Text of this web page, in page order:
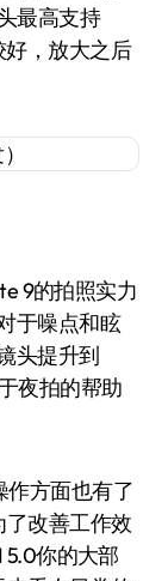
最高支持
，放大之后
9的拍照实力
于噪点和眩
头提升到
夜拍的帮助
作方面也有了
了改善工作效
5.0你的大部